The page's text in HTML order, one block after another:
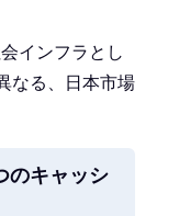
インフラとし
なる、日本市場
のキャッシ